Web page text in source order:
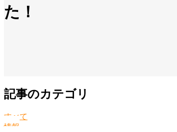
た！
記事のカテゴリ
すべて
情報